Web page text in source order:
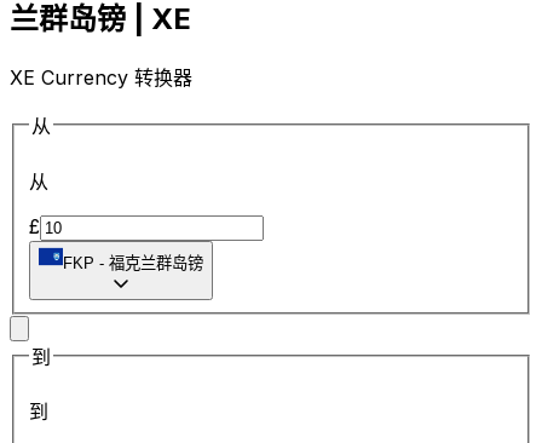
兰群岛镑 | XE
XE Currency 转换器
从
从
£
FKP - 福克兰群岛镑
到
到